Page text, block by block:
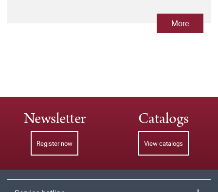
More
Newsletter
Register now
Catalogs
View catalogs